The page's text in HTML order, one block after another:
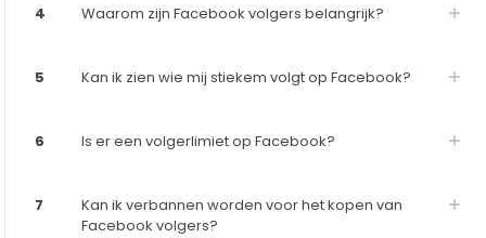
4 Waarom zijn Facebook volgers belangrijk?
5 Kan ik zien wie mij stiekem volgt op Facebook?
6 Is er een volgerlimiet op Facebook?
7
Kan ik verbannen worden voor het kopen van
Facebook volgers?